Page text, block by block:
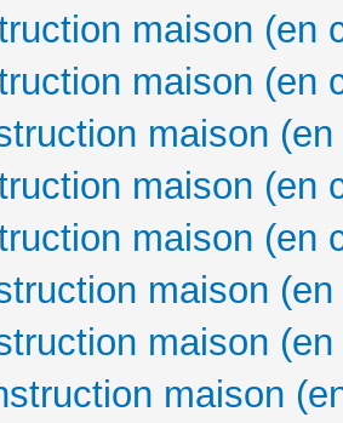
maison (en
maison (en
maison
maison (en
maison (en
maison
maison
maison